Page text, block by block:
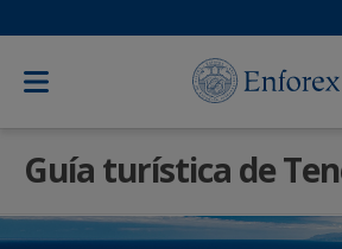
Guía turística de